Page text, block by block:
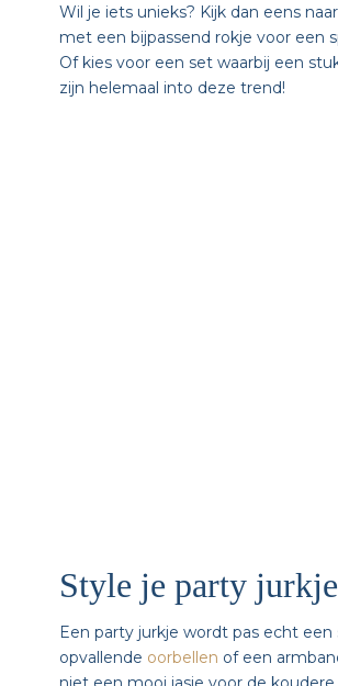
Wil je iets unieks? Kijk dan eens
met een bijpassend rokje voor een
Of kies voor een set waarbij een
zijn helemaal into deze trend!
Style je party
Een party jurkje wordt pas echt
opvallende oorbellen of een